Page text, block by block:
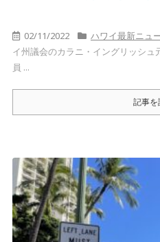
02/11/2022 ハワイ最新ニュ
イ州議会のカラニ・イングリッシ
員 ...
記事を